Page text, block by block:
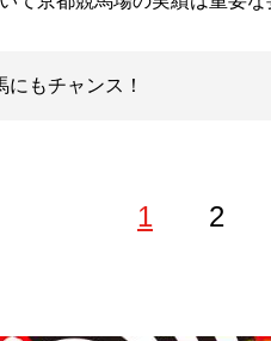
にもチャンス！
1 2